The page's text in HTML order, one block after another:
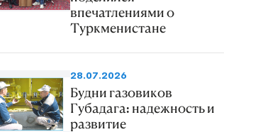
впечатлениями о
Туркменистане
28.07.2026
Будни газовиков
Губадага: надежность и
развитие